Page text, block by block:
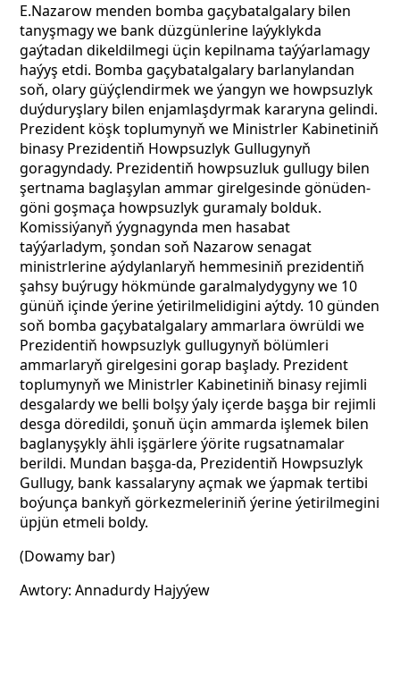
Е.Nazarow menden bomba gaçybatalgalary bilen
tanyşmagy we bank düzgünlerine laýyklykda
gaýtadan dikeldilmegi üçin kepilnama taýýarlamagy
haýyş etdi. Bomba gaçybatalgalary barlanylandan
soň, olary güýçlendirmek we ýangyn we howpsuzlyk
duýduryşlary bilen enjamlaşdyrmak kararyna gelindi.
Prezident köşk toplumynyň we Ministrler Kabinetiniň
binasy Prezidentiň Howpsuzlyk Gullugynyň
goragyndady. Prezidentiň howpsuzluk gullugy bilen
şertnama baglaşylan ammar girelgesinde gönüden-
göni goşmaça howpsuzlyk guramaly bolduk.
Komissiýanyň ýygnagynda men hasabat
taýýarladym, şondan soň Nazarow senagat
ministrlerine aýdylanlaryň hemmesiniň prezidentiň
şahsy buýrugy hökmünde garalmalydygyny we 10
günüň içinde ýerine ýetirilmelidigini aýtdy. 10 günden
soň bomba gaçybatalgalary ammarlara öwrüldi we
Prezidentiň howpsuzlyk gullugynyň bölümleri
ammarlaryň girelgesini gorap başlady. Prezident
toplumynyň we Ministrler Kabinetiniň binasy rejimli
desgalardy we belli bolşy ýaly içerde başga bir rejimli
desga döredildi, şonuň üçin ammarda işlemek bilen
baglanyşykly ähli işgärlere ýörite rugsatnamalar
berildi. Mundan başga-da, Prezidentiň Howpsuzlyk
Gullugy, bank kassalaryny açmak we ýapmak tertibi
boýunça bankyň görkezmeleriniň ýerine ýetirilmegini
üpjün etmeli boldy.
(Dowamy bar)
Awtory: Annadurdy Hajyýew